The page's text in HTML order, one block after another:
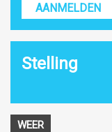
AANMELDEN
Stelling
WEER